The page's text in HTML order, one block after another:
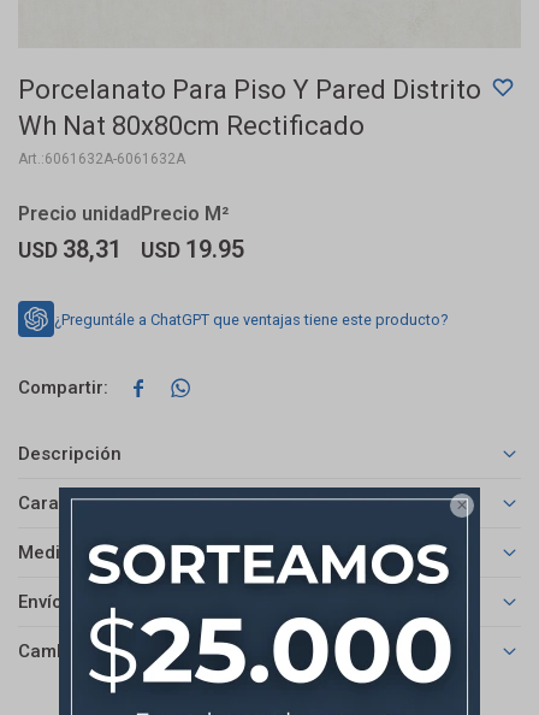

Porcelanato Para Piso Y Pared Distrito
Wh Nat 80x80cm Rectificado
6061632A-6061632A
USD 38,31 USD 19.95
¿Preguntále a ChatGPT que ventajas tiene este producto?
 
Descripción
Características
Medios de pago
Envíos
Cambios y Devoluciones